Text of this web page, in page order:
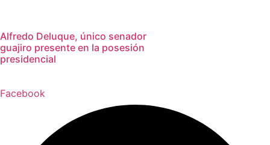
Alfredo Deluque, único senador
guajiro presente en la posesión
presidencial
Facebook